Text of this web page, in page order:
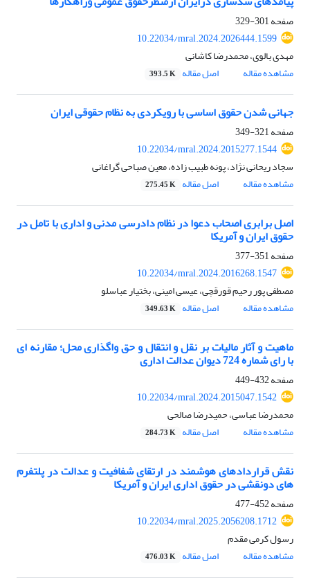
صفحه301-329
10.22034/mral.2024.2026444.1599
مهدی بالوی، محمدرضا کاشانی
مشاهده مقاله
اصل مقاله 393.5 K
جهانی شدن حقوق اساسی با رویکردی به نظام حقوقی ایران
صفحه321-349
10.22034/mral.2024.2015277.1544
سجاد ریحانی نژاد، پونه طبیب زاده، معین صباحی گراغانی
مشاهده مقاله
اصل مقاله 275.45 K
اصل برابری اصحاب دعوا در نظام دادرسی مدنی و اداری با تامل در
حقوق ایران و آمریکا
صفحه351-377
10.22034/mral.2024.2016268.1547
مصطفی پور رحیم قورقچی، عیسی امینی، بختیار عباسلو
مشاهده مقاله
اصل مقاله 349.63 K
ماهیت و آثار مالیات بر نقل و انتقال و حق واگذاری محل؛ مقارنه ای
با رای شماره 724 دیوان عدالت اداری
صفحه432-449
10.22034/mral.2024.2015047.1542
محمدرضا عباسی، حمیدرضا صالحی
مشاهده مقاله
اصل مقاله 284.73 K
نقش قراردادهای هوشمند در ارتقای شفافیت و عدالت در پلتفرم
های دونقشی در حقوق اداری ایران و آمریکا
صفحه452-477
10.22034/mral.2025.2056208.1712
رسول کرمی مقدم
مشاهده مقاله
اصل مقاله 476.03 K